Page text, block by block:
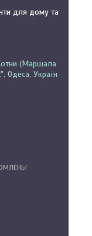
для дому та
(Маршала
Одеса, Україн